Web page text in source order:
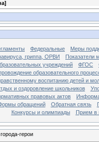
]
Федеральные
Меры
гриппа, ОРВИ
Показатели
учреждений
ФГОС
образовательного
воспитанию детей и
и оздоровление школьников
правовых актов
обращений Обратная связь
Конкурсы и олимпиады
Прием в
герои